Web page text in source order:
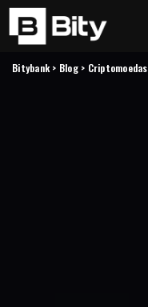
Bitybank > Blog> Criptomoedas